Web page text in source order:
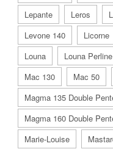
Lepante
Leros
Levone 140
Licorne
Louna
Louna Perline
Mac 130
Mac 50
Magma 135 Double
Magma 160 Double
Marie-Louise